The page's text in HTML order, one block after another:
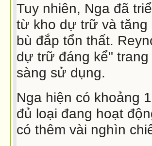
Tuy nhiên, Nga đã
từ kho dự trữ và tăng
bù đắp tổn thất.
dự trữ đáng kể"
sàng sử dụng.
Nga hiện có khoảng
đủ loại đang hoạt
có thêm vài nghìn